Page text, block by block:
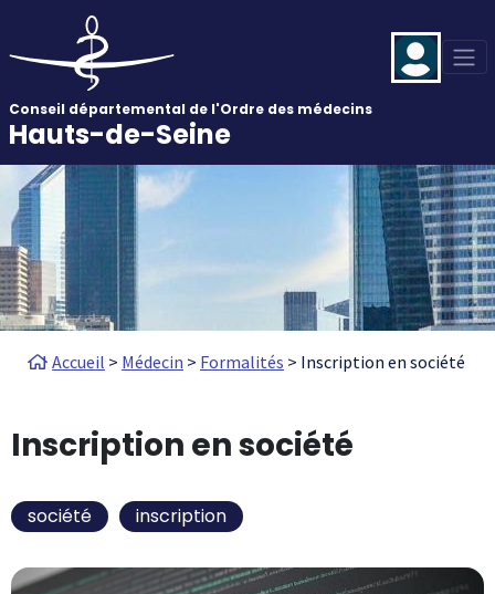
Aller au contenu principal
Conseil départemental de l'Ordre des médecins
Hauts-de-Seine
Fil d'Ariane
Accueil Médecin Formalités Inscription en société
Inscription en société
Tagssociété inscription
Panneau de gestion des cookies